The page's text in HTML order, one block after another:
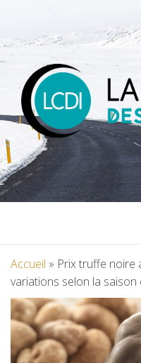
Accueil » Prix truffe noire
variations selon la saison